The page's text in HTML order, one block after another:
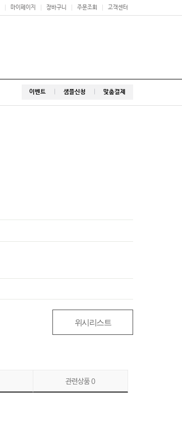
마이페이지 장바구니 주문조회 고객센터
이벤트 샘플신청 맞춤결제
위시리스트
관련상품0